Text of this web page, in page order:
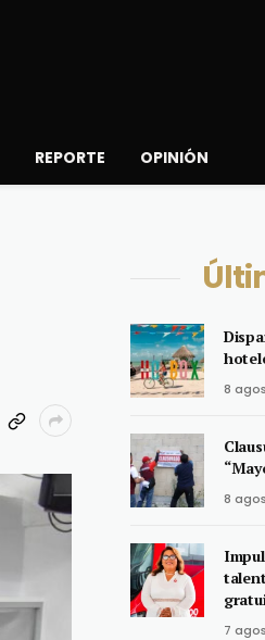
REPORTE OPINIÓN
8
8
7